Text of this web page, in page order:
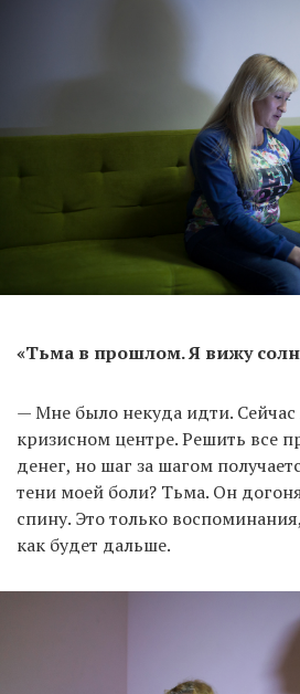
«Тьма в прошлом. Я вижу
— Мне было некуда идти.
кризисном центре. Решить все
денег, но шаг за шагом
тени моей боли? Тьма. Он
спину. Это только
как будет дальше.